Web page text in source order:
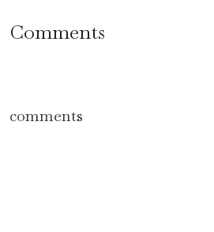
Comments
comments